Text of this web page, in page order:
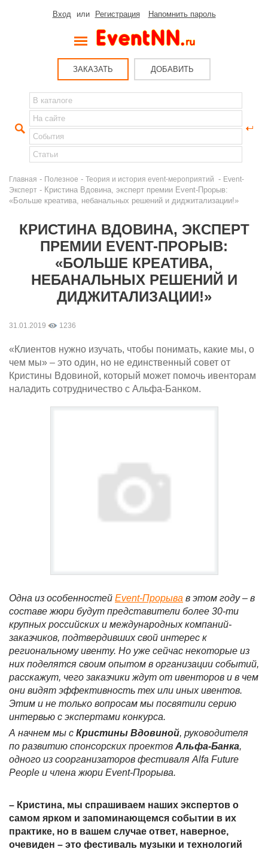
Вход или Регистрация Напомнить пароль
ЗАКАЗАТЬ ДОБАВИТЬ
Главная - Полезное - Теория и история event-мероприятий - Event-
Эксперт - Кристина Вдовина, эксперт премии Event-Прорыв:
«Больше креатива, небанальных решений и диджитализации!»
КРИСТИНА ВДОВИНА, ЭКСПЕРТ
ПРЕМИИ EVENT-ПРОРЫВ:
«БОЛЬШЕ КРЕАТИВА,
НЕБАНАЛЬНЫХ РЕШЕНИЙ И
ДИДЖИТАЛИЗАЦИИ!»
31.01.2019 1236
«Клиентов нужно изучать, чтобы понимать, какие мы, о
чем мы» – это один, но не единственный совет от
Кристины Вдовиной, который может помочь ивенторам
наладить сотрудничество с Альфа-Банком.
Одна из особенностей Event-Прорыва в этом году – в
составе жюри будут представители более 30-ти
крупных российских и международных компаний-
заказчиков, подтвердивших свой интерес к
региональному ивенту. Но уже сейчас некоторые из
них поделятся своим опытом в организации событий,
расскажут, чего заказчики ждут от ивенторов и в чем
они видят эффективность тех или иных ивентов.
Этим и не только вопросам мы посвятили серию
интервью с экспертами конкурса.
А начнем мы с Кристины Вдовиной, руководителя
по развитию спонсорских проектов Альфа-Банка,
одного из соорганизаторов фестиваля Alfa Future
People и члена жюри Event-Прорыва.
– Кристина, мы спрашиваем наших экспертов о
самом ярком и запоминающемся событии в их
практике, но в вашем случае ответ, наверное,
очевиден – это фестиваль музыки и технологий